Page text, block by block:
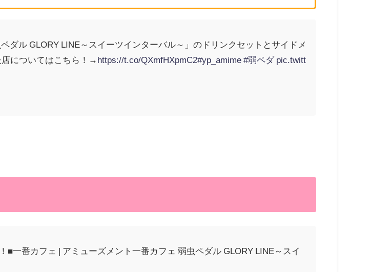
ダル GLORY LINE～スイーツインターバル～」のドリンクセットとサイドメ
店についてはこちら！→ https://t.co/QXmfHXpmC2#yp_amime #弱ペダ pic.twitt
■一番カフェ | アミューズメント一番カフェ 弱虫ペダル GLORY LINE～スイ